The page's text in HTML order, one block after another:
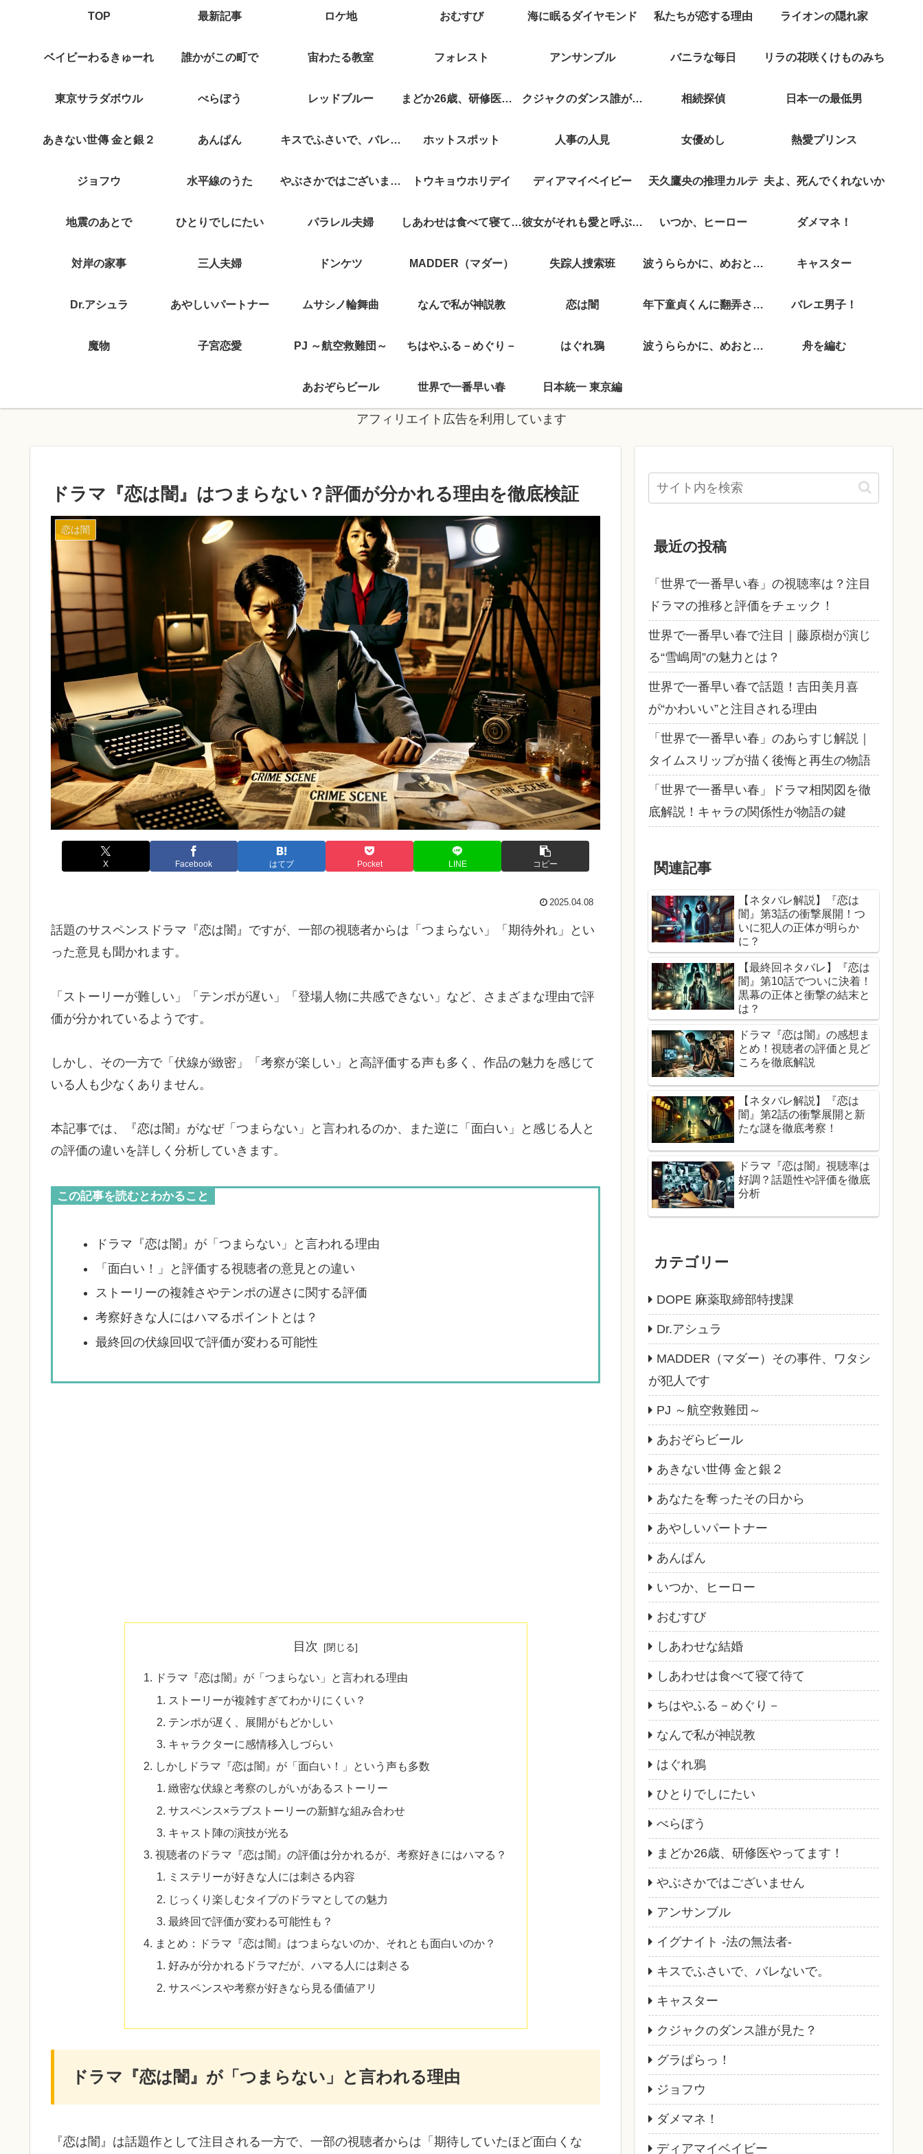
TOP 最新記事 ロケ地 おむすび 海に眠るダイヤモンド 私たちが恋する理由 ライオンの隠れ家
ベイビーわるきゅーれ 誰かがこの町で 宙わたる教室 フォレスト アンサンブル バニラな毎日 リラの花咲くけものみち
東京サラダボウル べらぼう レッドブルー まどか26歳、研修医やってます！ クジャクのダンス誰が見た？ 相続探偵 日本一の最低男
あきない世傳 金と銀２ あんぱん キスでふさいで、バレないで。 ホットスポット 人事の人見 女優めし 熱愛プリンス
ジョフウ 水平線のうた やぶさかではございません トウキョウホリデイ ディアマイベイビー 天久鷹央の推理カルテ 夫よ、死んでくれないか
地震のあとで ひとりでしにたい パラレル夫婦 しあわせは食べて寝て待て 彼女がそれも愛と呼ぶなら いつか、ヒーロー ダメマネ！
対岸の家事 三人夫婦 ドンケツ MADDER（マダー） 失踪人捜索班 波うららかに、めおと日和 キャスター
Dr.アシュラ あやしいパートナー ムサシノ輪舞曲 なんで私が神説教 恋は闇 年下童貞くんに翻弄されてます バレエ男子！
魔物 子宮恋愛 PJ ～航空救難団～ ちはやふる－めぐり－ はぐれ鴉 波うららかに、めおと日和 舟を編む
あおぞらビール 世界で一番早い春 日本統一 東京編
アフィリエイト広告を利用しています
ドラマ『恋は闇』はつまらない？評価が分かれる理由を徹底検証
恋は闇
X Facebook はてブ Pocket LINE コピー
2025.04.08
話題のサスペンスドラマ『恋は闇』ですが、一部の視聴者からは「つまらない」「期待外れ」とい
った意見も聞かれます。
「ストーリーが難しい」「テンポが遅い」「登場人物に共感できない」など、さまざまな理由で評
価が分かれているようです。
しかし、その一方で「伏線が緻密」「考察が楽しい」と高評価する声も多く、作品の魅力を感じて
いる人も少なくありません。
本記事では、『恋は闇』がなぜ「つまらない」と言われるのか、また逆に「面白い」と感じる人と
の評価の違いを詳しく分析していきます。
この記事を読むとわかること
ドラマ『恋は闇』が「つまらない」と言われる理由
「面白い！」と評価する視聴者の意見との違い
ストーリーの複雑さやテンポの遅さに関する評価
考察好きな人にはハマるポイントとは？
最終回の伏線回収で評価が変わる可能性
目次
ドラマ『恋は闇』が「つまらない」と言われる理由
ストーリーが複雑すぎてわかりにくい？
テンポが遅く、展開がもどかしい
キャラクターに感情移入しづらい
しかしドラマ『恋は闇』が「面白い！」という声も多数
緻密な伏線と考察のしがいがあるストーリー
サスペンス×ラブストーリーの新鮮な組み合わせ
キャスト陣の演技が光る
視聴者のドラマ『恋は闇』の評価は分かれるが、考察好きにはハマる？
ミステリーが好きな人には刺さる内容
じっくり楽しむタイプのドラマとしての魅力
最終回で評価が変わる可能性も？
まとめ：ドラマ『恋は闇』はつまらないのか、それとも面白いのか？
好みが分かれるドラマだが、ハマる人には刺さる
サスペンスや考察が好きなら見る価値アリ
ドラマ『恋は闇』が「つまらない」と言われる理由
『恋は闇』は話題作として注目される一方で、一部の視聴者からは「期待していたほど面白くな
最近の投稿
「世界で一番早い春」の視聴率は？注目
ドラマの推移と評価をチェック！
世界で一番早い春で注目｜藤原樹が演じ
る“雪嶋周”の魅力とは？
世界で一番早い春で話題！吉田美月喜
が“かわいい”と注目される理由
「世界で一番早い春」のあらすじ解説｜
タイムスリップが描く後悔と再生の物語
「世界で一番早い春」ドラマ相関図を徹
底解説！キャラの関係性が物語の鍵
関連記事
【ネタバレ解説】『恋は
闇』第3話の衝撃展開！つ
いに犯人の正体が明らか
に？
【最終回ネタバレ】『恋は
闇』第10話でついに決着！
黒幕の正体と衝撃の結末と
は？
ドラマ『恋は闇』の感想ま
とめ！視聴者の評価と見ど
ころを徹底解説
【ネタバレ解説】『恋は
闇』第2話の衝撃展開と新
たな謎を徹底考察！
ドラマ『恋は闇』視聴率は
好調？話題性や評価を徹底
分析
カテゴリー
DOPE 麻薬取締部特捜課
Dr.アシュラ
MADDER（マダー）その事件、ワタシ
が犯人です
PJ ～航空救難団～
あおぞらビール
あきない世傳 金と銀２
あなたを奪ったその日から
あやしいパートナー
あんぱん
いつか、ヒーロー
おむすび
しあわせな結婚
しあわせは食べて寝て待て
ちはやふる－めぐり－
なんで私が神説教
はぐれ鴉
ひとりでしにたい
べらぼう
まどか26歳、研修医やってます！
やぶさかではございません
アンサンブル
イグナイト -法の無法者-
キスでふさいで、バレないで。
キャスター
クジャクのダンス誰が見た？
グラぱらっ！
ジョフウ
ダメマネ！
ディアマイベイビー